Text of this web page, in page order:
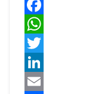
Facebook
WhatsApp
Twitter
LinkedIn